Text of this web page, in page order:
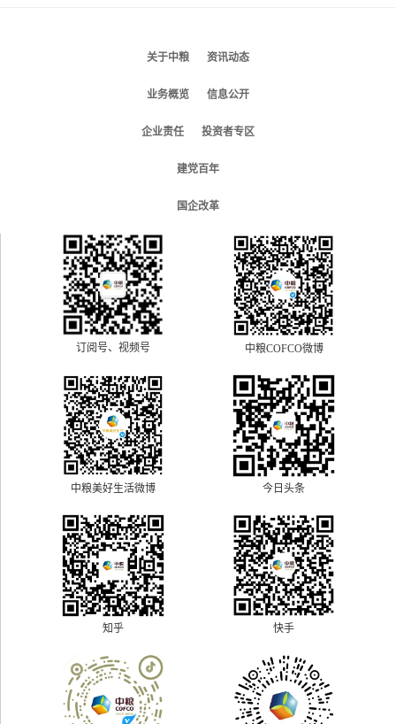
关于中粮 资讯动态
业务概览 信息公开
企业责任 投资者专区
建党百年
国企改革
订阅号、视频号 中粮COFCO微博
中粮美好生活微博 今日头条
知乎 快手